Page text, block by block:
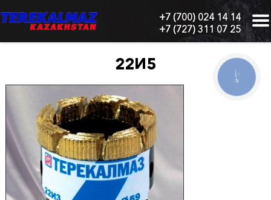
+7 (700) 024 14 14
+7 (727) 311 07 25
Алматы,
Тау",
6
этаж,
605
офис
Главная
22И5
КНОПКА
СВЯЗИ